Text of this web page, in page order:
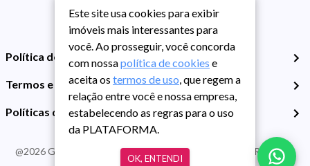
Política de Privacidade
Termos e Condições de Uso
Políticas de Cookies
@2026Guarida Imóvel. Todos os direitos reservados. CRECI RS -
Este site usa cookies para exibir
imóveis mais interessantes para
você. Ao prosseguir, você concorda
com nossapolítica de cookies e
aceita os termos de uso, que regem a
relação entre você e nossa empresa,
estabelecendo as regras para o uso
da PLATAFORMA.
OK, ENTENDI